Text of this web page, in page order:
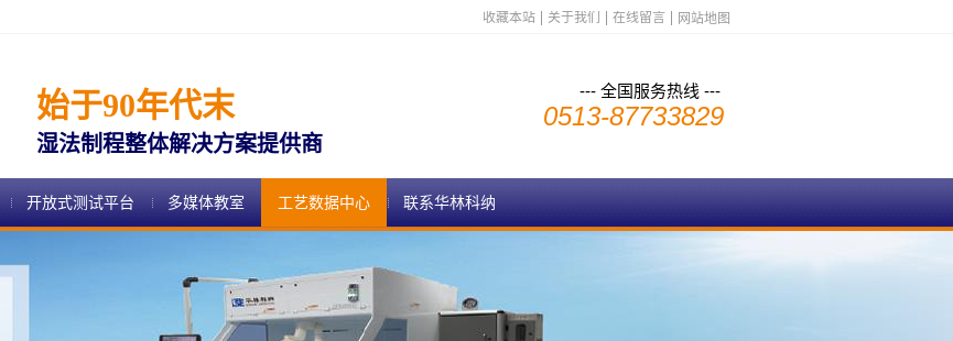
收藏本站 关于我们 在线留言 网站地图
始于90年代末
湿法制程整体解决方案提供商
--- 全国服务热线 ---
0513-87733829
开放式测试平台 多媒体教室 工艺数据中心 联系华林科纳